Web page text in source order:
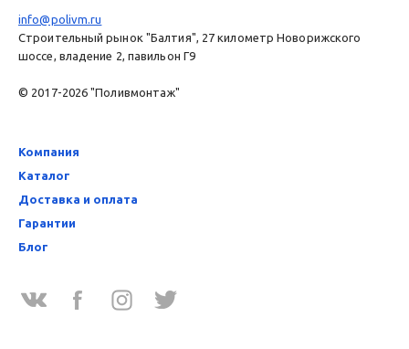
info@polivm.ru
Строительный рынок "Балтия", 27 километр Новорижского
шоссе, владение 2, павильон Г9
© 2017-2026 "Поливмонтаж"
Компания
Каталог
Доставка и оплата
Гарантии
Блог